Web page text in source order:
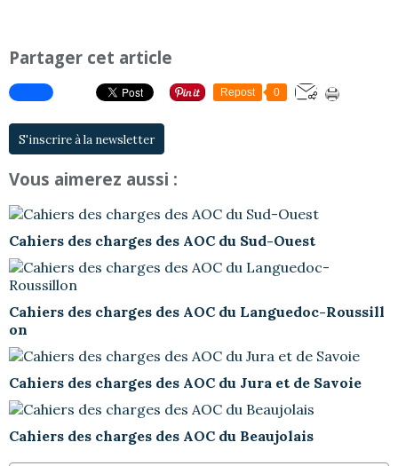
Partager cet article
Repost 0
S'inscrire à la newsletter
Vous aimerez aussi :
Cahiers des charges des AOC du Sud-Ouest
Cahiers des charges des AOC du Languedoc-Roussill
on
Cahiers des charges des AOC du Jura et de Savoie
Cahiers des charges des AOC du Beaujolais